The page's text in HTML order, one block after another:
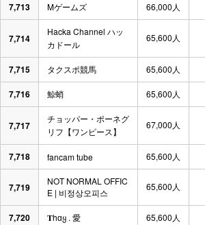
7,713 Mゲームズ 66,000人
7,714
Hacka Channel ハッ
カドール
65,600人
7,715 タクスポ競馬 65,600人
7,716 鯨蛸 65,600人
7,717
チョッパー・ポーネグ
リフ【ワンピース】
67,000人
7,718 fancam tube 65,600人
7,719
NOT NORMAL OFFIC
E | 비정상오피스
65,600人
7,720 𝐓hɑყ . 愛 65,600人